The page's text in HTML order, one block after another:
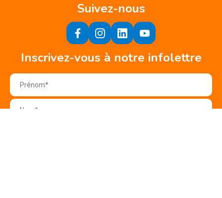
Suivez-nous
Inscrivez-vous à notre infolettre